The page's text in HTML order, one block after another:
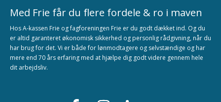
Med Frie får du flere fordele & ro i maven
Hos A-kassen Frie og fagforeningen Frie er du godt dækket ind. Og du
er altid garanteret økonomisk sikkerhed og personlig rådgivning, når du
har brug for det. Vi er både for lønmodtagere og selvstændige og har
mere end 70 års erfaring med at hjælpe dig godt videre gennem hele
dit arbejdsliv.